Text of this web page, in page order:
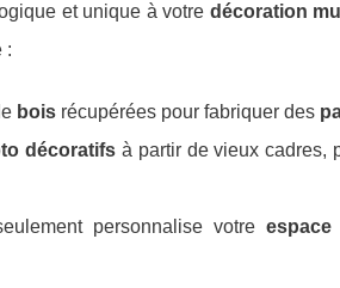
et unique à votre décoration
:
bois récupérées pour fabriquer des
décoratifs à partir de vieux cadres,
personnalise votre